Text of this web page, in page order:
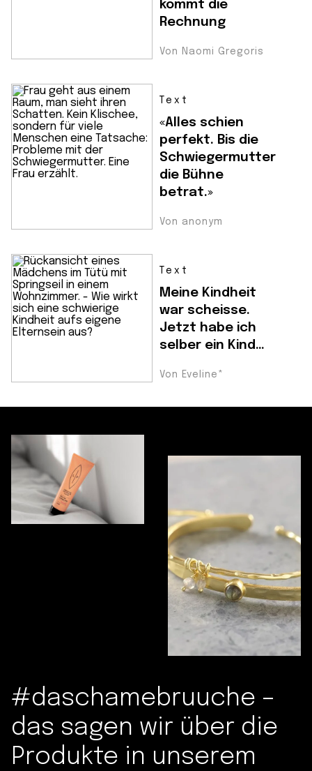
kommt die
Rechnung
Von Naomi Gregoris
Text
«Alles schien
perfekt. Bis die
Schwiegermutter
die Bühne
betrat.»
Von anonym
Text
Meine Kindheit
war scheisse.
Jetzt habe ich
selber ein Kind…
Von Eveline*
#daschamebruuche –
das sagen wir über die
Produkte in unserem